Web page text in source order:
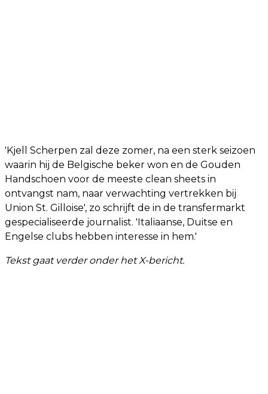
'Kjell Scherpen zal deze zomer, na een sterk seizoen
waarin hij de Belgische beker won en de Gouden
Handschoen voor de meeste clean sheets in
ontvangst nam, naar verwachting vertrekken bij
Union St. Gilloise', zo schrijft de in de transfermarkt
gespecialiseerde journalist. 'Italiaanse, Duitse en
Engelse clubs hebben interesse in hem.'
Tekst gaat verder onder het X-bericht.